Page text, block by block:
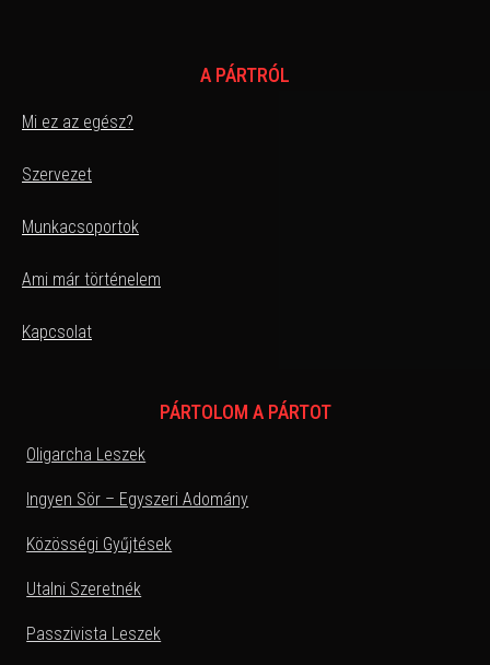
A PÁRTRÓL
Mi ez az egész?
Szervezet
Munkacsoportok
Ami már történelem
Kapcsolat
PÁRTOLOM A PÁRTOT
Oligarcha Leszek
Ingyen Sör – Egyszeri Adomány
Közösségi Gyűjtések
Utalni Szeretnék
Passzivista Leszek